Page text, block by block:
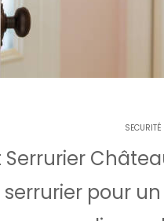
SECURITÉ
pour